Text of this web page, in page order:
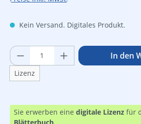
Kein Versand. Digitales Produkt.
Produkt Anzahl: Gib den
Lizenz
In den
Sie erwerben eine digitale Lizenz für
Blätterbuch